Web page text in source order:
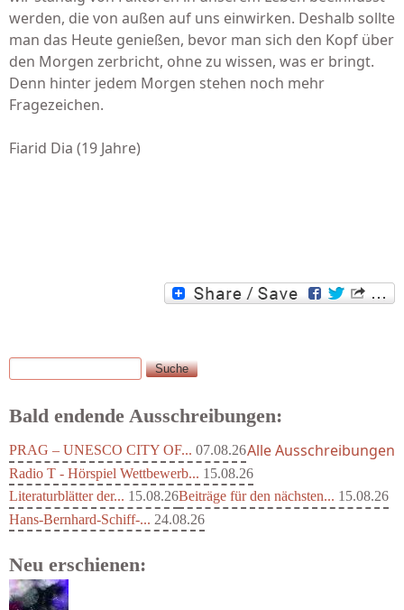
werden, die von außen auf uns einwirken. Deshalb sollte
man das Heute genießen, bevor man sich den Kopf über
den Morgen zerbricht, ohne zu wissen, was er bringt.
Denn hinter jedem Morgen stehen noch mehr
Fragezeichen.
Fiarid Dia (19 Jahre)
Suchformular
Suche
Bald endende Ausschreibungen:
PRAG – UNESCO CITY OF... 07.08.26
Radio T - Hörspiel Wettbewerb... 15.08.26
Literaturblätter der... 15.08.26Beiträge für den nächsten... 15.08.26
Hans-Bernhard-Schiff-... 24.08.26
Alle Ausschreibungen
Neu erschienen: